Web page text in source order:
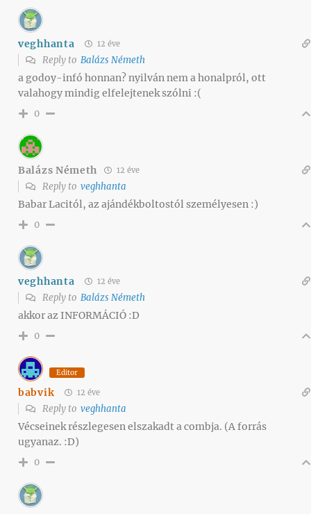
veghhanta 12 éve
Reply to Balázs Németh
a godoy-infó honnan? nyilván nem a honalpról, ott
valahogy mindig elfelejtenek szólni :(
0
Balázs Németh 12 éve
Reply to veghhanta
Babar Lacitól, az ajándékboltostól személyesen :)
0
veghhanta 12 éve
Reply to Balázs Németh
akkor az INFORMÁCIÓ :D
0
Editor
babvik 12 éve
Reply to veghhanta
Vécseinek részlegesen elszakadt a combja. (A forrás
ugyanaz. :D)
0